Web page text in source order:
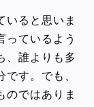
いると思いま
っているよう
、誰よりも多
です。でも、
のではありま